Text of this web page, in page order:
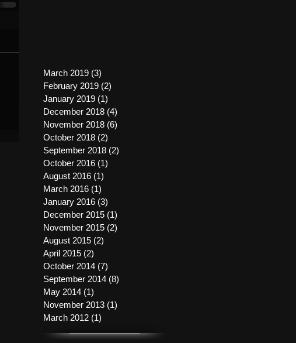
March 2019 (3)
February 2019 (2)
January 2019 (1)
December 2018 (4)
November 2018 (6)
October 2018 (2)
September 2018 (2)
October 2016 (1)
August 2016 (1)
March 2016 (1)
January 2016 (3)
December 2015 (1)
November 2015 (2)
August 2015 (2)
April 2015 (2)
October 2014 (7)
September 2014 (8)
May 2014 (1)
November 2013 (1)
March 2012 (1)